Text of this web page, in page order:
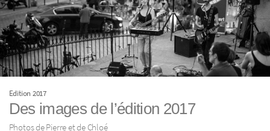
Edition 2017
Des images de l’édition 2017
Photos de Pierre et de Chloé